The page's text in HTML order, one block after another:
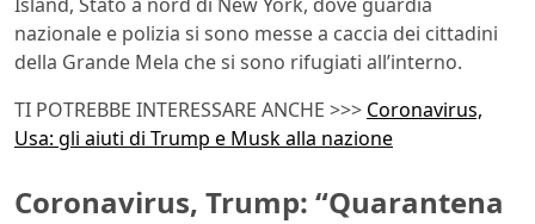
nazionale e polizia si sono messe a caccia dei cittadini
della Grande Mela che si sono rifugiati all’interno.
TI POTREBBE INTERESSARE ANCHE >>> Coronavirus,
Usa: gli aiuti di Trump e Musk alla nazione
Coronavirus, Trump: “Quarantena